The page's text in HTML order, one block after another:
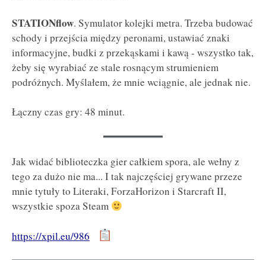
STATIONflow. Symulator kolejki metra. Trzeba budować
schody i przejścia między peronami, ustawiać znaki
informacyjne, budki z przekąskami i kawą - wszystko tak,
żeby się wyrabiać ze stale rosnącym strumieniem
podróżnych. Myślałem, że mnie wciągnie, ale jednak nie.
Łączny czas gry: 48 minut.
Jak widać biblioteczka gier całkiem spora, ale wełny z
tego za dużo nie ma... I tak najczęściej grywane przeze
mnie tytuły to Literaki, ForzaHorizon i Starcraft II,
wszystkie spoza Steam
https://xpil.eu/986